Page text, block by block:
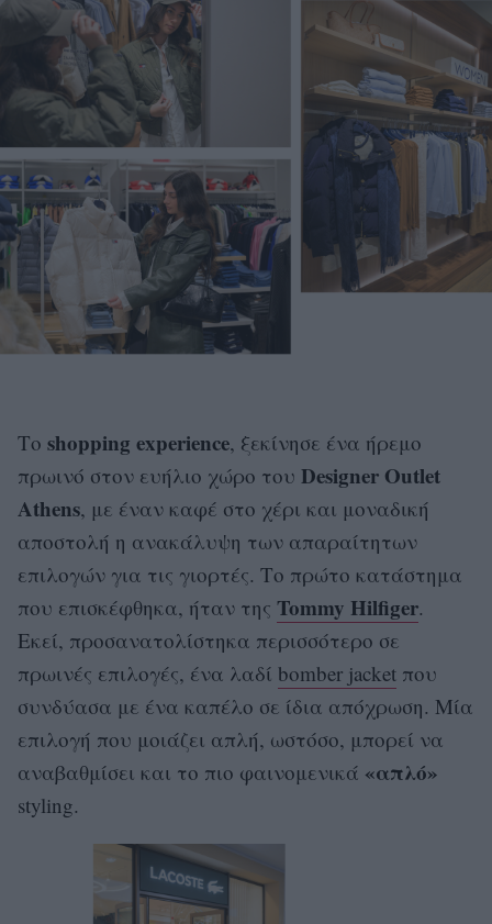
Το shopping experience, ξεκίνησε ένα ήρεμο
πρωινό στον ευήλιο χώρο του Designer Outlet
Athens, με έναν καφέ στο χέρι και μοναδική
αποστολή η ανακάλυψη των απαραίτητων
επιλογών για τις γιορτές. Το πρώτο κατάστημα
που επισκέφθηκα, ήταν της Tommy Hilfiger.
Εκεί, προσανατολίστηκα περισσότερο σε
πρωινές επιλογές, ένα λαδί bomber jacket που
συνδύασα με ένα καπέλο σε ίδια απόχρωση. Μία
επιλογή που μοιάζει απλή, ωστόσο, μπορεί να
αναβαθμίσει και το πιο φαινομενικά «απλό»
styling.